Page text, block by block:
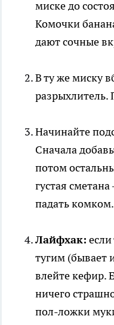
миске до
Комочки
дают сочные
В ту же миску
Начинайте
Сначала
потом
густая
падать комком.
Лайфхак:
тугим (бывает
влейте кефир.
ничего
пол-ложки